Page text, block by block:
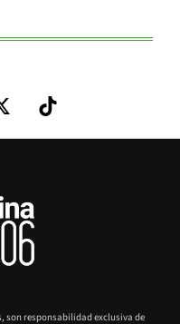
son responsabilidad exclusiva de